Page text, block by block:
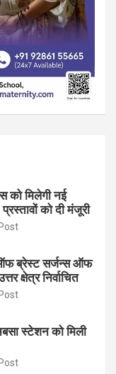
को मिलेगी नई
को दी मंजूरी
ब्रेस्ट सर्जन्स ऑफ
क्षेत्र निर्वाचित
स्टेशन को मिली